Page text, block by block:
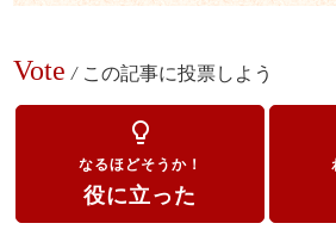
Vote / この記事に投票しよう
lightbulb_outline
なるほどそうか！
役に立った